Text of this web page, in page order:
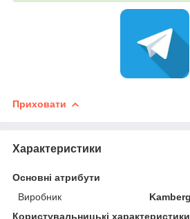
Приховати
Характеристики
Основні атрибути
Виробник
Kamberg
Користувальницькі характеристики